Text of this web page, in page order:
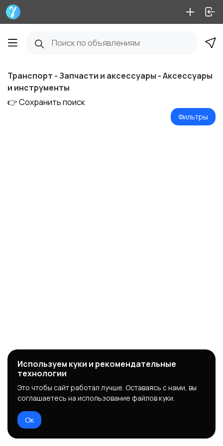
Транспорт - Запчасти и аксессуары - Аксессуары
и инструменты
👉 Сохранить поиск
Фильтры
Используем куки и рекомендательные
технологии
Это чтобы сайт работал лучше. Оставаясь с нами, вы
соглашаетесь на использование файлов куки.
Ок